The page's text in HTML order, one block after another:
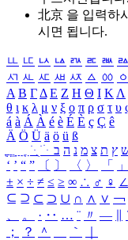
北京 을 입력하
시면 됩니다.
ㅥ ㅦ ㅧ ㅨ ㅩ ㅪ ㅫ ㅬ
ㅺ ㅻ ㅼ ㅽ ㅾ ㅿ ㆀ ㆁ
Α Β ΓΔ Ε Ζ Η Θ Ι ΚΛ
θ ι κ λ μ ν ξ ο π ρ σ τ υ
á à Á À é è É È ç Ç ê
Ä Ö Ü ä ö ü ß
ִֶֹ ֻּ ׁׂ ץ ת צ מ נ ה ב
‘ ’ “ ” 〔 〕 〈 〉 「 」
± × ÷ ≠ ≤ ≥ ∞ ∴ ♂ ♀ ∠
⊆ ⊇ ⊂ ⊃ ∪ ∩ ∧ ∨ ￢
、
。 · ‥ … ¨ 〃 ―
；
？ ＾ ｀